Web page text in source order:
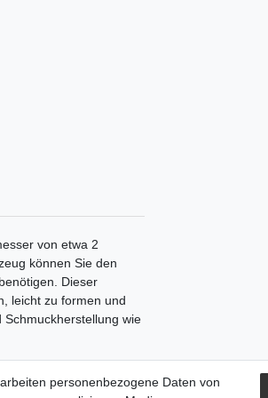
von etwa 2
können Sie den
Dieser
leicht zu formen und
wie
personenbezogene Daten von